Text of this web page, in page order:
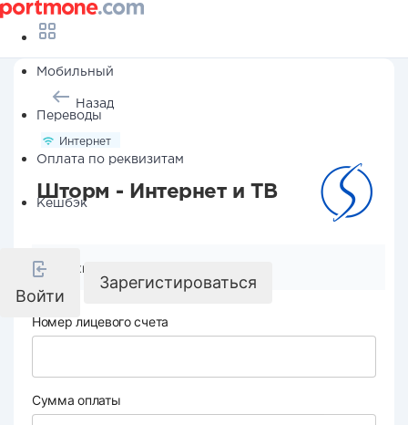
Мобильный
Переводы
Оплата по реквизитам
Кешбэк
Войти
Зарегистироваться
Назад
Интернет
Шторм - Интернет и ТВ
Реквизиты компании
Номер лицевого счета
Сумма оплаты